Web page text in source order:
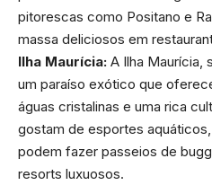
pitorescas como Positano e
massa deliciosos em
Ilha Maurícia: A Ilha Maurícia,
um paraíso exótico que
águas cristalinas e uma rica
gostam de esportes
podem fazer passeios de
resorts luxuosos.